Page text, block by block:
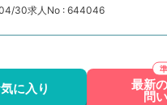
30求人No : 644046
に入り 最新
問